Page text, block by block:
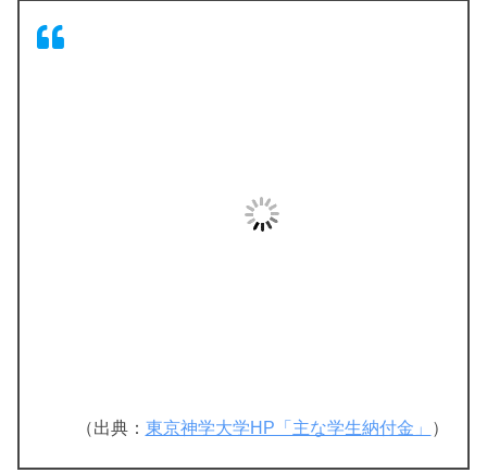
（出典： 東京神学大学HP「主な学生納付金」 ）